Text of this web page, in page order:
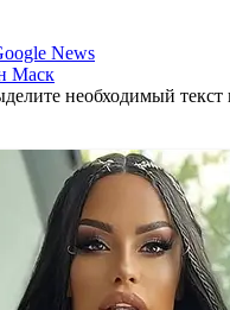
News
Маск
необходимый